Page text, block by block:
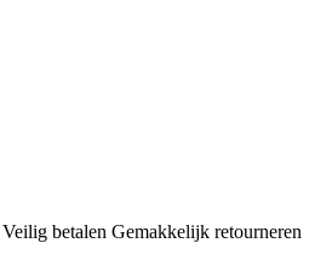
Veilig betalen Gemakkelijk retourneren